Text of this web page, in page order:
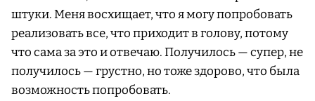
штуки. Меня восхищает, что я могу попробовать
реализовать все, что приходит в голову, потому
что сама за это и отвечаю. Получилось — супер, не
получилось — грустно, но тоже здорово, что была
возможность попробовать.